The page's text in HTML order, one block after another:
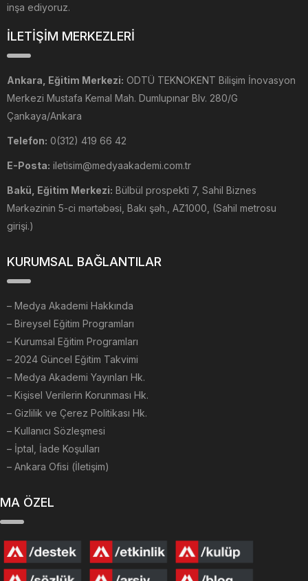
inşa ediyoruz.
İLETİŞİM MERKEZLERİ
Ankara, Eğitim Merkezi: ODTÜ TEKNOKENT Bilişim İnovasyon
Merkezi Mustafa Kemal Mah. Dumlupınar Blv. 280/G
Çankaya/Ankara
Telefon: 0(312) 419 66 42
E-Posta: iletisim@medyaakademi.com.tr
Bakü, Eğitim Merkezi: Bülbül prospekti 7, Sahil Biznes
Mərkəzinin 5-ci mərtəbəsi, Bakı şəh., AZ1000, (Sahil metrosu
girişi.)
KURUMSAL BAĞLANTILAR
– Medya Akademi Hakkında
– Bireysel Eğitim Programları
– Kurumsal Eğitim Programları
– 2024 Güncel Eğitim Takvimi
– Medya Akademi Yayınları Hk.
– Kişisel Verilerin Korunması Hk.
– Gizlilik ve Çerez Politikası Hk.
– Kullanıcı Sözleşmesi
– İptal, İade Koşulları
– Ankara Ofisi (İletişim)
MA ÖZEL